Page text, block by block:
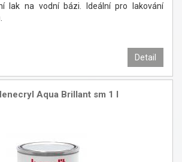
lak na vodní bázi. Ideální pro lakování
Detail
Aqua Brillant sm 1 l